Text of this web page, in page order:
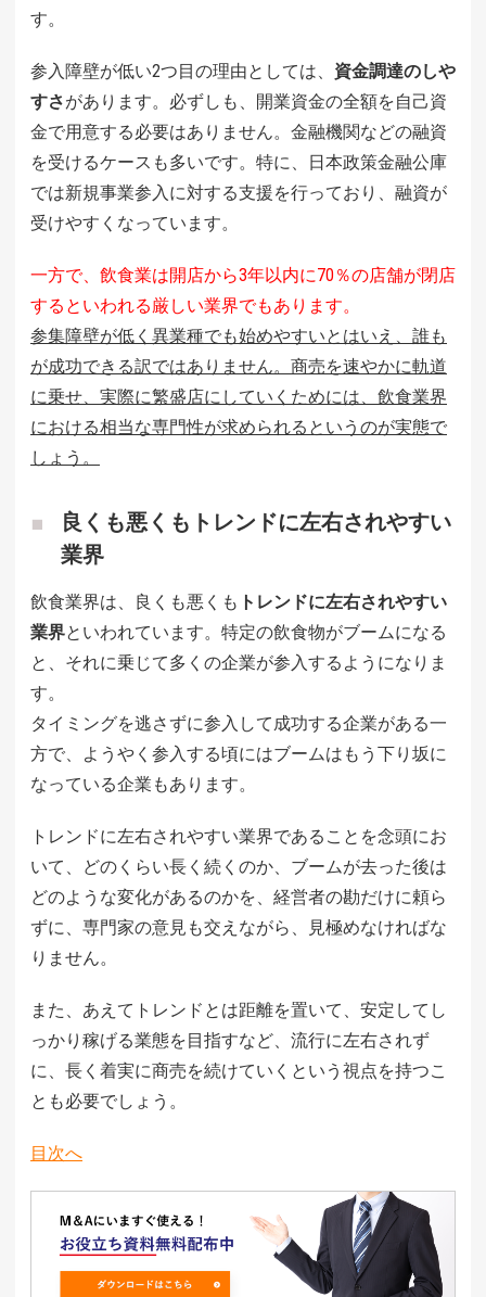
す。
参入障壁が低い2つ目の理由としては、 資金調達のしや
すさがあります。必ずしも、開業資金の全額を自己資
金で用意する必要はありません。金融機関などの融資
を受けるケースも多いです。特に、日本政策金融公庫
では新規事業参入に対する支援を行っており、融資が
受けやすくなっています。
一方で、飲食業は開店から3年以内に70％の店舗が閉店
するといわれる厳しい業界でもあります。
参集障壁が低く異業種でも始めやすいとはいえ、誰も
が成功できる訳ではありません。商売を速やかに軌道
に乗せ、実際に繁盛店にしていくためには、飲食業界
における相当な専門性が求められるというのが実態で
しょう。
良くも悪くもトレンドに左右されやすい
業界
飲食業界は、良くも悪くも トレンドに左右されやすい
業界といわれています。特定の飲食物がブームになる
と、それに乗じて多くの企業が参入するようになりま
す。
タイミングを逃さずに参入して成功する企業がある一
方で、ようやく参入する頃にはブームはもう下り坂に
なっている企業もあります。
トレンドに左右されやすい業界であることを念頭にお
いて、どのくらい長く続くのか、ブームが去った後は
どのような変化があるのかを、経営者の勘だけに頼ら
ずに、専門家の意見も交えながら、見極めなければな
りません。
また、あえてトレンドとは距離を置いて、安定してし
っかり稼げる業態を目指すなど、流行に左右されず
に、長く着実に商売を続けていくという視点を持つこ
とも必要でしょう。
目次へ